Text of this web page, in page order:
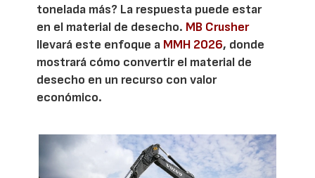
tonelada más? La respuesta puede estar
en el material de desecho. MB Crusher
llevará este enfoque a MMH 2026, donde
mostrará cómo convertir el material de
desecho en un recurso con valor
económico.